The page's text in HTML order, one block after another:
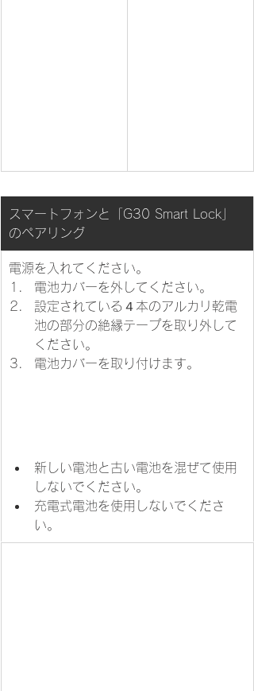
スマートフォンと「G30 Smart Lock」
のペアリング
電源を入れてください。
​電池カバーを外してください。
設定されている４本のアルカリ乾電
池の部分の絶縁テープを取り外して
ください。
電池カバーを取り付けます。
新しい電池と古い電池を混ぜて使用
しないでください。
充電式電池を使用しないでくださ
い。